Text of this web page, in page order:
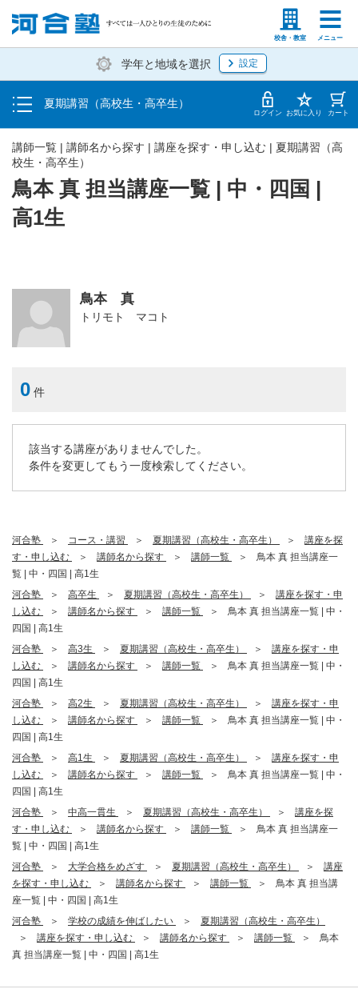
校舎・教室 メニュー
塾生の方 高等学校の先生
学年と地域を選択 設定
夏期講習（高校生・高卒生）
受講料・お申し込み方法
受講開始までの流れ
校舎・教室一覧 ログイン お気に入り カート
鳥本 真 担当講座一覧 | 中・四国 |
高1生
講師一覧 | 講師名から探す | 講座を探す・申し込む | 夏期講習（高
校生・高卒生）
鳥本 真
トリモト マコト
0 件
該当する講座がありませんでした。
条件を変更してもう一度検索してください。
河合塾 コース・講習 夏期講習（高校生・高卒生）
講座を探
す・申し込む
講師名から探す 講師一覧
鳥本 真 担当講座一
覧 | 中・四国 | 高1生
河合塾
高卒生 夏期講習（高校生・高卒生）
講座を探す・申
し込む
講師名から探す 講師一覧
鳥本 真 担当講座一覧 | 中・
四国 | 高1生
河合塾
高3生 夏期講習（高校生・高卒生）
講座を探す・申
し込む
講師名から探す 講師一覧
鳥本 真 担当講座一覧 | 中・
四国 | 高1生
河合塾
高2生 夏期講習（高校生・高卒生）
講座を探す・申
し込む
講師名から探す 講師一覧
鳥本 真 担当講座一覧 | 中・
四国 | 高1生
河合塾
高1生 夏期講習（高校生・高卒生）
講座を探す・申
し込む
講師名から探す 講師一覧
鳥本 真 担当講座一覧 | 中・
四国 | 高1生
河合塾
中高一貫生 夏期講習（高校生・高卒生）
講座を探
す・申し込む
講師名から探す 講師一覧
鳥本 真 担当講座一
覧 | 中・四国 | 高1生
河合塾
大学合格をめざす 夏期講習（高校生・高卒生）
講座
を探す・申し込む
講師名から探す 講師一覧
鳥本 真 担当講
座一覧 | 中・四国 | 高1生
河合塾
学校の成績を伸ばしたい
夏期講習（高校生・高卒生）
講座を探す・申し込む
講師名から探す 講師一覧
鳥本
真 担当講座一覧 | 中・四国 | 高1生